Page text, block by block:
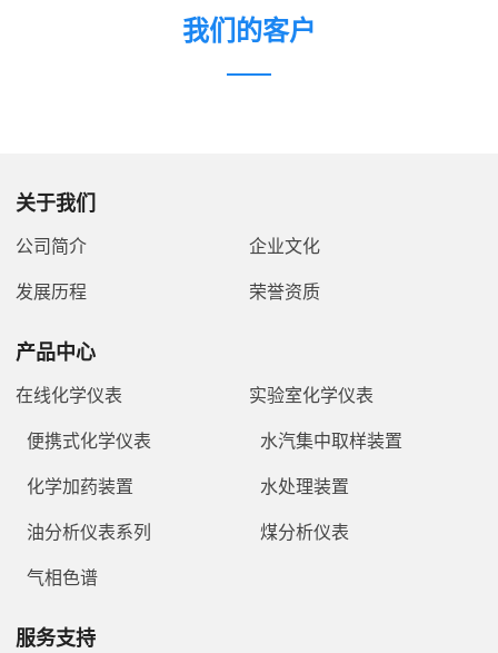
我们的客户
关于我们
公司简介
企业文化
发展历程
荣誉资质
产品中心
在线化学仪表
实验室化学仪表
便携式化学仪表
水汽集中取样装置
化学加药装置
水处理装置
油分析仪表系列
煤分析仪表
气相色谱
服务支持